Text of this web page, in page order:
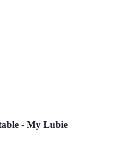
- My Lubie